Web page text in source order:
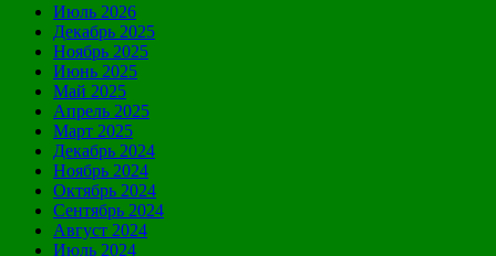
Июль 2026
Декабрь 2025
Ноябрь 2025
Июнь 2025
Май 2025
Апрель 2025
Март 2025
Декабрь 2024
Ноябрь 2024
Октябрь 2024
Сентябрь 2024
Август 2024
Июль 2024